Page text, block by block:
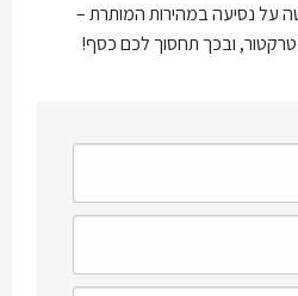
על נסיעה במהירות המותרת –
ובכך תחסוך לכם כסף!